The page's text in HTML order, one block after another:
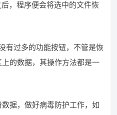
，程序便会将选中的文件恢
有过多的功能按钮，不管是恢
的数据，其操作方法都是一
据，做好病毒防护工作，如